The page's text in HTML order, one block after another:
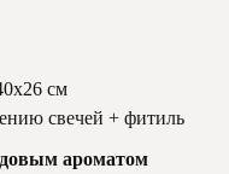
см
свечей + фитиль
ароматом